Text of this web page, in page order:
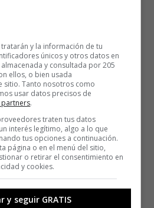
y la información de tu
únicos y otros datos en
y consultada por 205
ellos, o bien usada
sitio. Tanto nosotros como
usar datos precisos de
partners.
traten tus datos
interés legítimo, algo a lo que
tus opciones a continuación.
página o en el menú del sitio,
o retirar el consentimiento en
y cookies.
y seguir GRATIS